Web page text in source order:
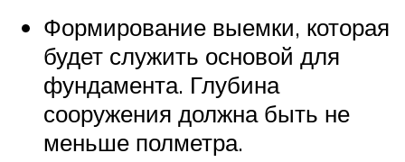
Формирование выемки, которая
будет служить основой для
фундамента. Глубина
сооружения должна быть не
меньше полметра.